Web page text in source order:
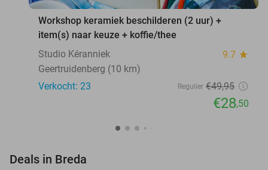
Workshop keramiek beschilderen (2 uur) +
item(s) naar keuze + koffie/thee
Studio Kéranniek
9.7 star
Geertruidenberg (10 km)
Verkocht: 23
Regulier €49,95
€28,50
Deals in Breda